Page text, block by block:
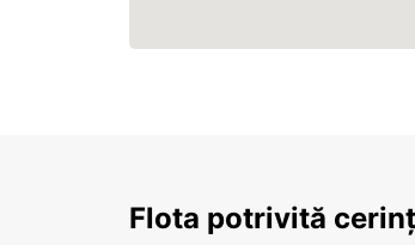
Flota potrivită